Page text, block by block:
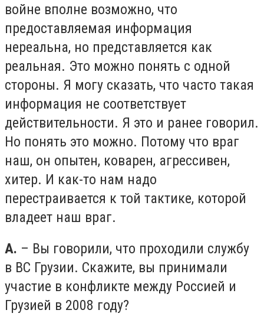
войне вполне возможно, что
предоставляемая информация
нереальна, но представляется как
реальная. Это можно понять с одной
стороны. Я могу сказать, что часто такая
информация не соответствует
действительности. Я это и ранее говорил.
Но понять это можно. Потому что враг
наш, он опытен, коварен, агрессивен,
хитер. И как-то нам надо
перестраивается к той тактике, которой
владеет наш враг.
А. – Вы говорили, что проходили службу
в ВС Грузии. Скажите, вы принимали
участие в конфликте между Россией и
Грузией в 2008 году?